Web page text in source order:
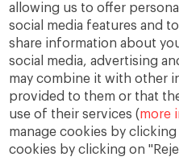
allowing us to offer
social media features and
share information about
social media, advertising
may combine it with other
provided to them or that
use of their services (more
manage cookies by
cookies by clicking on
Reforma laboral
Responsabilidad
Sindicatos
Sostenibilidad
Ética